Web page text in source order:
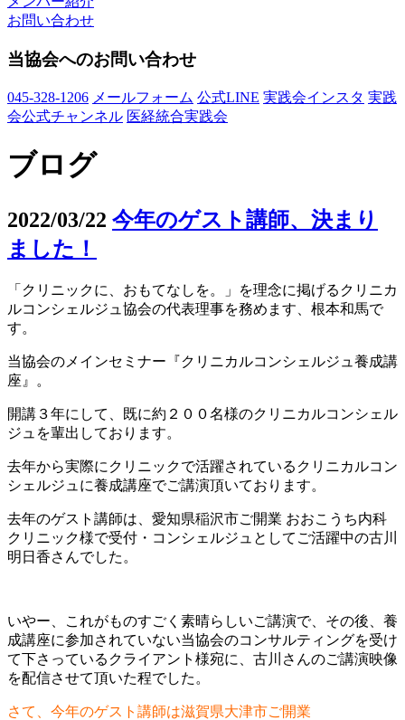
お問い合わせ
当協会へのお問い合わせ
045-328-1206 メールフォーム 公式LINE 実践会インスタ 実践
会公式チャンネル 医経統合実践会
ブログ
2022/03/22 今年のゲスト講師、決まり
ました！
「クリニックに、おもてなしを。」を理念に掲げるクリニカ
ルコンシェルジュ協会の代表理事を務めます、根本和馬で
す。
当協会のメインセミナー『クリニカルコンシェルジュ養成講
座』。
開講３年にして、既に約２００名様のクリニカルコンシェル
ジュを輩出しております。
去年から実際にクリニックで活躍されているクリニカルコン
シェルジュに養成講座でご講演頂いております。
去年のゲスト講師は、愛知県稲沢市ご開業 おおこうち内科
クリニック様で受付・コンシェルジュとしてご活躍中の古川
明日香さんでした。
いやー、これがものすごく素晴らしいご講演で、その後、養
成講座に参加されていない当協会のコンサルティングを受け
て下さっているクライアント様宛に、古川さんのご講演映像
を配信させて頂いた程でした。
さて、今年のゲスト講師は滋賀県大津市ご開業